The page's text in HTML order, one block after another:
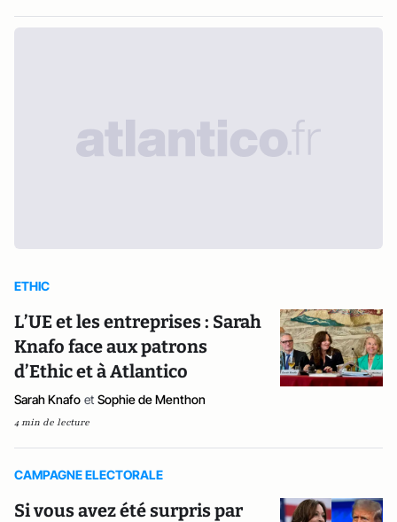
ETHIC
L’UE et les entreprises : Sarah
Knafo face aux patrons
d’Ethic et à Atlantico
Sarah Knafo et Sophie de Menthon
4 min de lecture
CAMPAGNE ELECTORALE
Si vous avez été surpris par